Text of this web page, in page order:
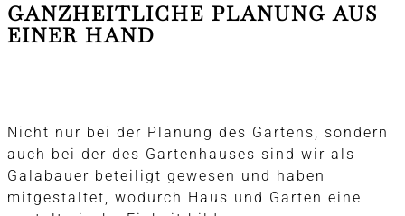
GANZHEITLICHE PLANUNG AUS
EINER HAND
Nicht nur bei der Planung des Gartens, sondern
auch bei der des Gartenhauses sind wir als
Galabauer beteiligt gewesen und haben
mitgestaltet, wodurch Haus und Garten eine